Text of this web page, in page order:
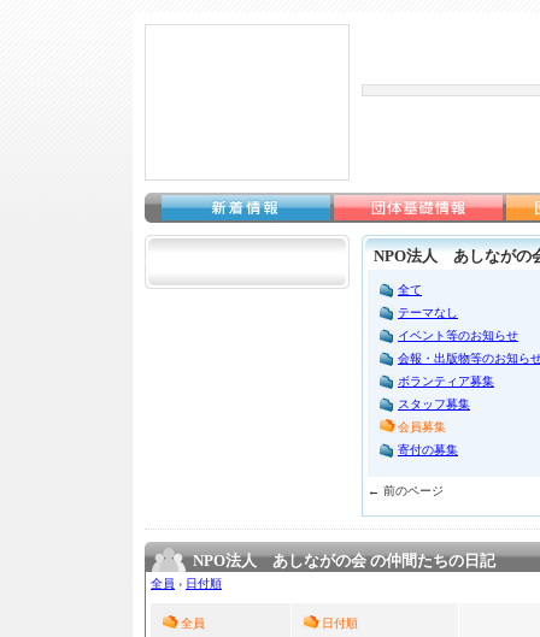
NPO法人 あしながの
全て
テーマなし
イベント等のお知らせ
会報・出版物等のお知ら
ボランティア募集
スタッフ募集
会員募集
寄付の募集
← 前のページ
NPO法人 あしながの会 の仲間たちの日記
全員 › 日付順
全員 日付順